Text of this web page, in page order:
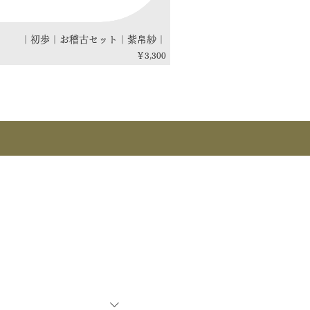
｜初歩｜お稽古セット｜紫帛紗｜
価格
￥3,300